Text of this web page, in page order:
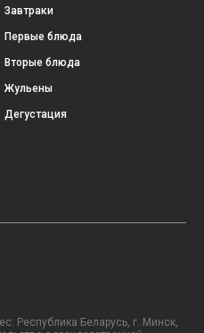
Завтраки
Первые блюда
Вторые блюда
Жульены
Дегустация
Республика Беларусь, г. Минск,